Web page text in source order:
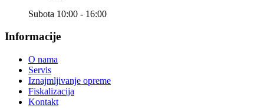
Subota 10:00 - 16:00
Informacije
O nama
Servis
Iznajmljivanje opreme
Fiskalizacija
Kontakt